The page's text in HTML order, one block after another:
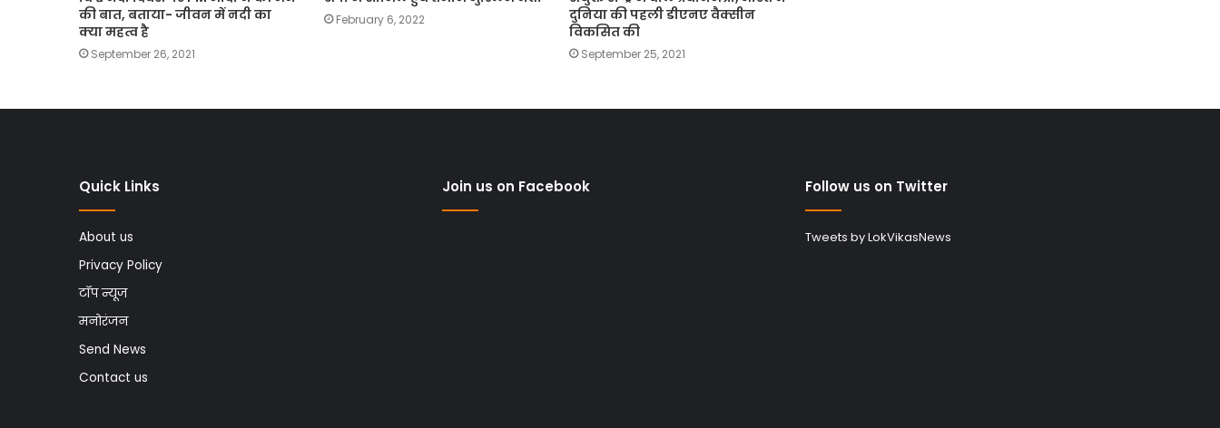
की बात, बताया- जीवन में नदी का
क्या महत्व है
September 26, 2021
February 6, 2022
दुनिया की पहली डीएनए वैक्सीन
विकसित की
September 25, 2021
Quick Links
About us
Privacy Policy
टॉप न्यूज
मनोरंजन
Send News
Contact us
Join us on Facebook Follow us on Twitter
Tweets by LokVikasNews